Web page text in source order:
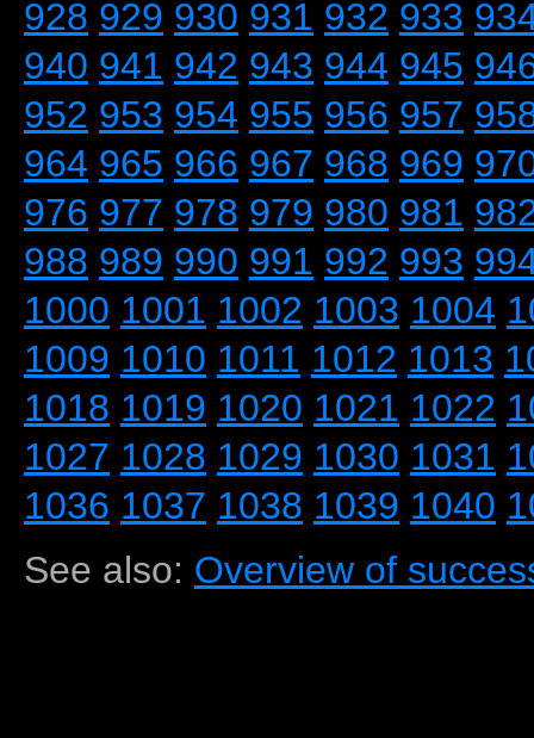
928 929 930 931 932 933
940 941 942 943 944 945
952 953 954 955 956 957
964 965 966 967 968 969
976 977 978 979 980 981
988 989 990 991 992 993
1000 1001 1002 1003 1004
1009 1010 1011 1012 1013
1018 1019 1020 1021 1022
1027 1028 1029 1030 1031
1036 1037 1038 1039 1040
See also: Overview of